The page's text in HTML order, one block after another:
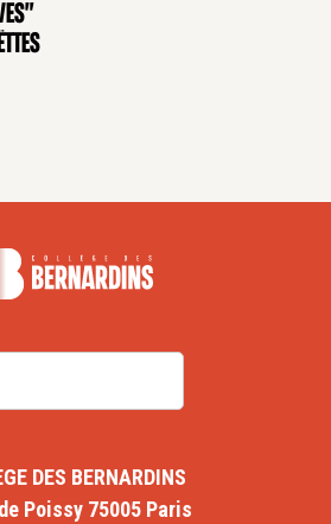
DES BERNARDINS
Poissy 75005 Paris